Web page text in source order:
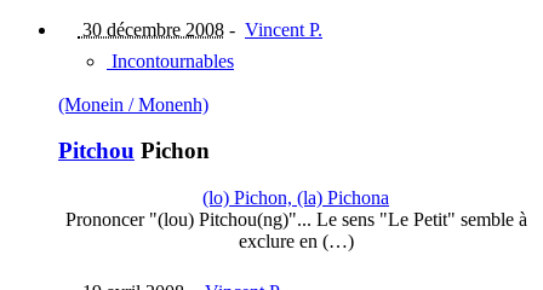
30 décembre 2008 - Vincent P.
Incontournables
(Monein / Monenh)
Pitchou Pichon
(lo) Pichon, (la) Pichona
Prononcer "(lou) Pitchou(ng)"... Le sens "Le Petit" semble à
exclure en (…)